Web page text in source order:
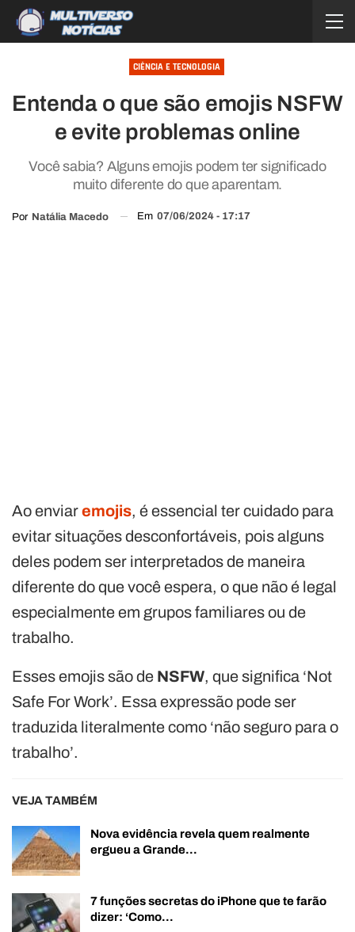
CIÊNCIA E TECNOLOGIA
Entenda o que são emojis NSFW
e evite problemas online
Você sabia? Alguns emojis podem ter significado
muito diferente do que aparentam.
Por Natália Macedo Em 07/06/2024 - 17:17
Ao enviaremojis, é essencial ter cuidado para
evitar situações desconfortáveis, pois alguns
deles podem ser interpretados de maneira
diferente do que você espera, o que não é legal
especialmente em grupos familiares ou de
trabalho.
Esses emojis são de NSFW, que significa ‘Not
Safe For Work’. Essa expressão pode ser
traduzida literalmente como ‘não seguro para o
trabalho’.
VEJA TAMBÉM
Nova evidência revela quem realmente
ergueu a Grande…
7 funções secretas do iPhone que te farão
dizer: ‘Como…